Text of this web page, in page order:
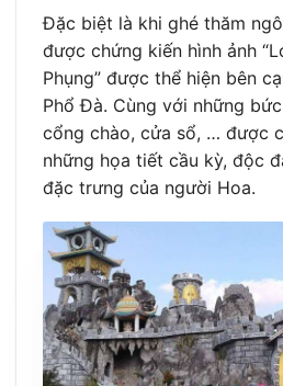
Đặc biệt là khi ghé thăm
được chứng kiến hình ảnh
Phụng” được thể hiện bên
Phổ Đà. Cùng với những
cổng chào, cửa sổ, … được
những họa tiết cầu kỳ, độc
đặc trưng của người Hoa.